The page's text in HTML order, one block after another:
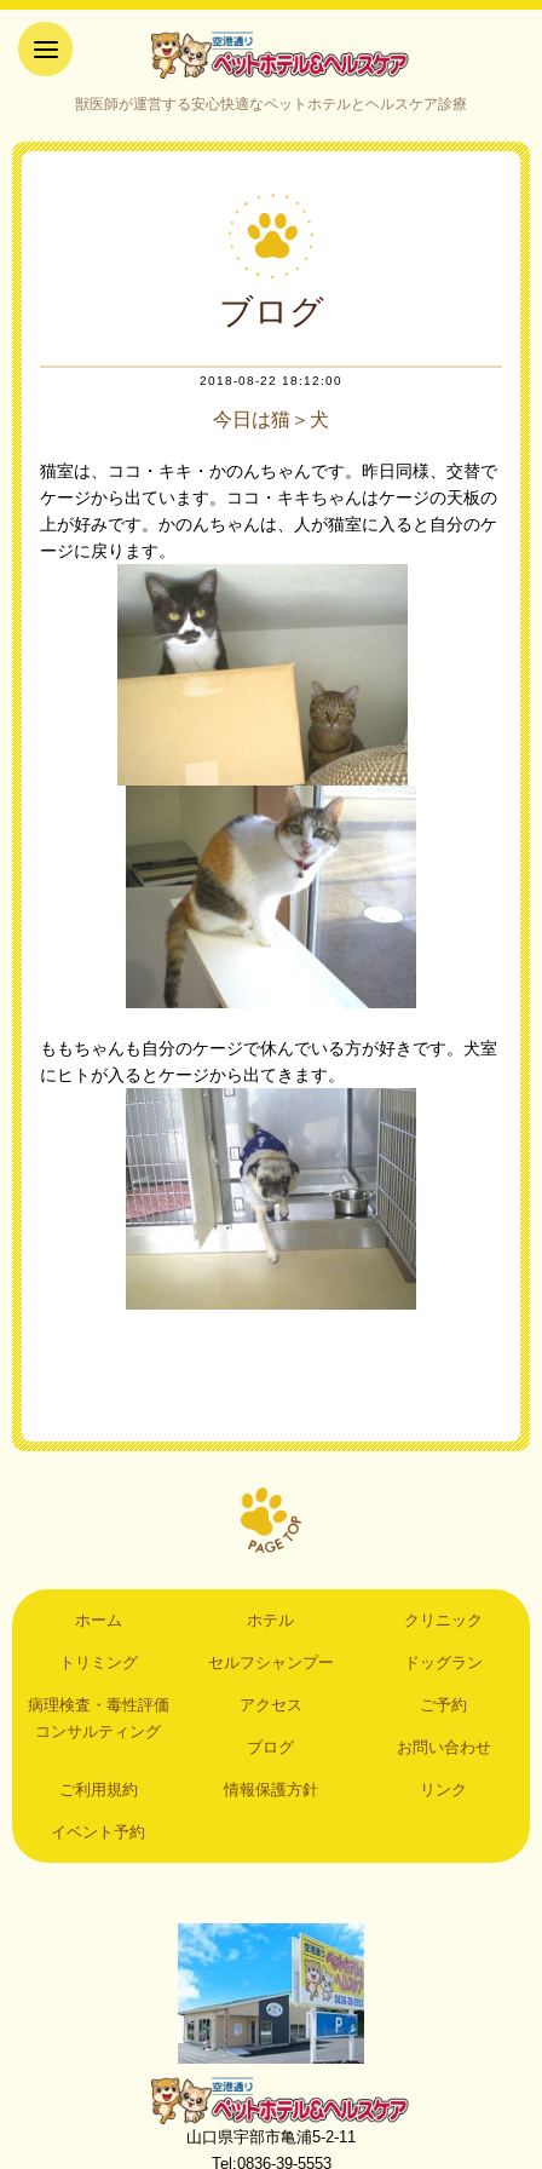
ケア｜山口県宇部市
獣医師が運営する安心快適なペットホテルとヘルスケア診療
ブログ
2018-08-22 18:12:00
今日は猫＞犬
猫室は、ココ・キキ・かのんちゃんです。昨日同様、交替で
ケージから出ています。ココ・キキちゃんはケージの天板の
上が好みです。かのんちゃんは、人が猫室に入ると自分のケ
ージに戻ります。
ももちゃんも自分のケージで休んでいる方が好きです。犬室
にヒトが入るとケージから出てきます。
ホーム ホテル クリニック
トリミング セルフシャンプー ドッグラン
病理検査・毒性評価
コンサルティング
アクセス ご予約
ブログ お問い合わせ
ご利用規約 情報保護方針 リンク
イベント予約
空港通りペットホテル＆ヘルスケア
山口県宇部市亀浦5-2-11
Tel:0836-39-5553